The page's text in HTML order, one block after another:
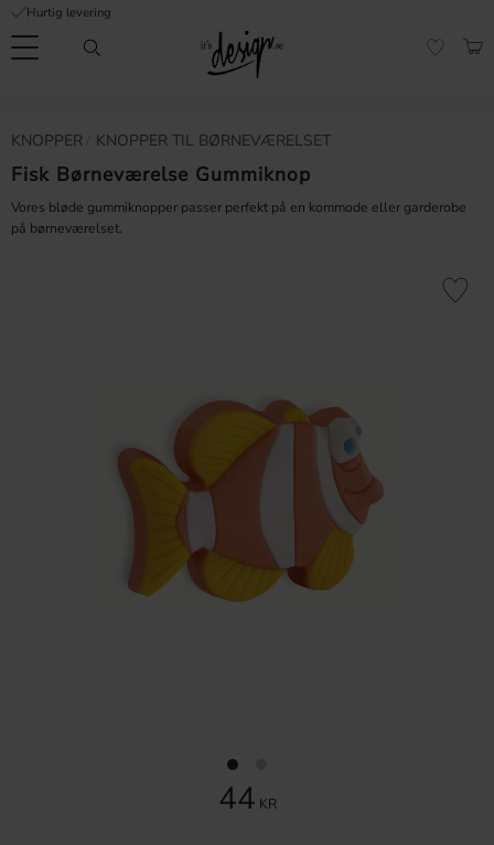
Menu
Hurtig levering
KNOPPER KNOPPER TIL BØRNEVÆRELSET
Fisk Børneværelse Gummiknop
Vores bløde gummiknopper passer perfekt på en kommode eller garderobe
på børneværelset.
44 KR
Gem
Ofte stillede
spørgsmål
sider |
It's
Design